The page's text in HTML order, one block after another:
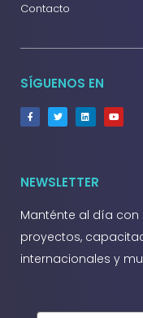
Contacto
SÍGUENOS EN
NEWSLETTER
Manténte al día
proyectos,
internacionales y